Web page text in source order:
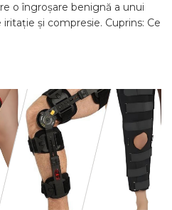
o îngroșare benignă a unui
și compresie. Cuprins: Ce